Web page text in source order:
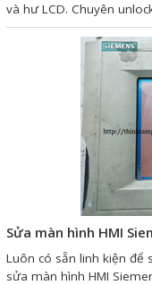
và hư LCD. Chuyên
Sửa màn hình HMI
Luôn có sẵn linh kiện để
sửa màn hình HMI
Sửa chữa màn hình
Sửa Bộ điều khiển
điều khiển motor
Sửa chữa bộ nguồn
Sửa motor - Quấn
Sửa Cân Điện Tử
Lập trình PLC
Lập trình màn hình
Lập trình hệ thống